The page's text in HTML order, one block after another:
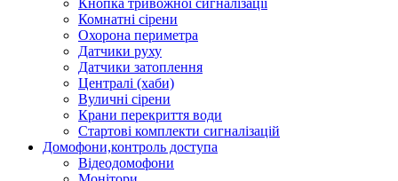
Кнопка тривожної сигналізації
Комнатні сірени
Охорона периметра
Датчики руху
Датчики затоплення
Централі (хаби)
Вуличні сірени
Крани перекриття води
Стартові комплекти сигналізацій
Домофони,контроль доступа
Відеодомофони